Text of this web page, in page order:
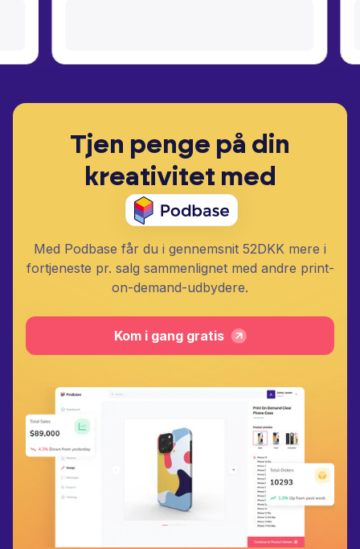
Tjen penge på din
kreativitet med
Med Podbase får du i gennemsnit 52DKK mere i
fortjeneste pr. salg sammenlignet med andre print-
on-demand-udbydere.
Kom i gang gratis